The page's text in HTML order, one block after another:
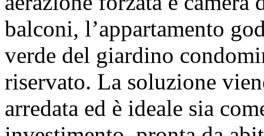
balconi, l’appartamento
verde del giardino
riservato. La soluzione
arredata ed è ideale sia